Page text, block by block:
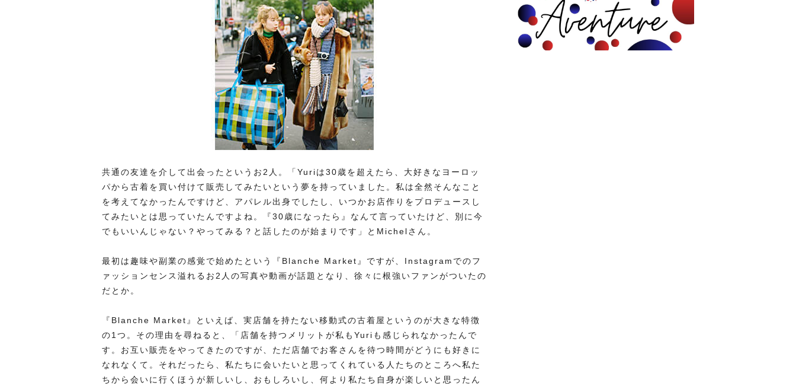
共通の友達を介して出会ったというお2人。「Yuriは30歳を超えたら、大好きなヨーロッ
パから古着を買い付けて販売してみたいという夢を持っていました。私は全然そんなこと
を考えてなかったんですけど、アパレル出身でしたし、いつかお店作りをプロデュースし
てみたいとは思っていたんですよね。『30歳になったら』なんて言っていたけど、別に今
でもいいんじゃない？やってみる？と話したのが始まりです」とMichelさん。
最初は趣味や副業の感覚で始めたという『Blanche Market』ですが、Instagramでのフ
ァッションセンス溢れるお2人の写真や動画が話題となり、徐々に根強いファンがついたの
だとか。
『Blanche Market』といえば、実店舗を持たない移動式の古着屋というのが大きな特徴
の1つ。その理由を尋ねると、「店舗を持つメリットが私もYuriも感じられなかったんで
す。お互い販売をやってきたのですが、ただ店舗でお客さんを待つ時間がどうにも好きに
なれなくて。それだったら、私たちに会いたいと思ってくれている人たちのところへ私た
ちから会いに行くほうが新しいし、おもしろいし、何より私たち自身が楽しいと思ったん